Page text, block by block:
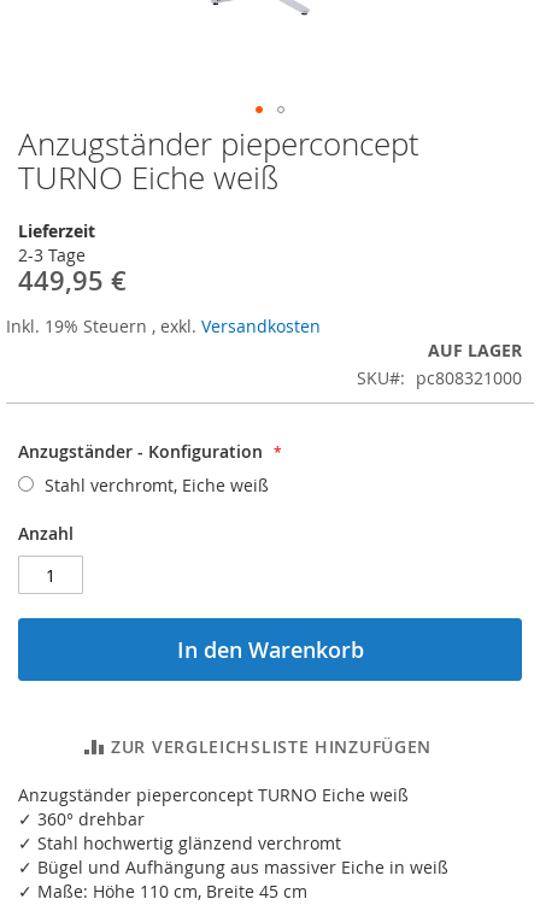
Anzugständer pieperconcept
TURNO Eiche weiß
Lieferzeit
2-3 Tage
449,95 €
Inkl. 19% Steuern , exkl. Versandkosten
AUF LAGER
SKU
pc808321000
Anzugständer - Konfiguration
Stahl verchromt, Eiche weiß
Anzahl
In den Warenkorb
ZUR VERGLEICHSLISTE HINZUFÜGEN
Anzugständer pieperconcept TURNO Eiche weiß
✓ 360° drehbar
✓ Stahl hochwertig glänzend verchromt
✓ Bügel und Aufhängung aus massiver Eiche in weiß
✓ Maße: Höhe 110 cm, Breite 45 cm
Zum
Anfang
der
springen